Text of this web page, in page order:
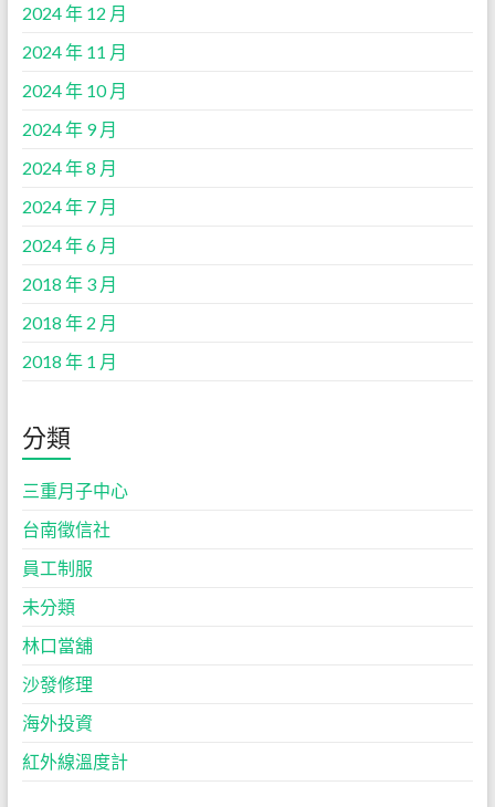
2024 年 12 月
2024 年 11 月
2024 年 10 月
2024 年 9 月
2024 年 8 月
2024 年 7 月
2024 年 6 月
2018 年 3 月
2018 年 2 月
2018 年 1 月
分類
三重月子中心
台南徵信社
員工制服
未分類
林口當舖
沙發修理
海外投資
紅外線溫度計